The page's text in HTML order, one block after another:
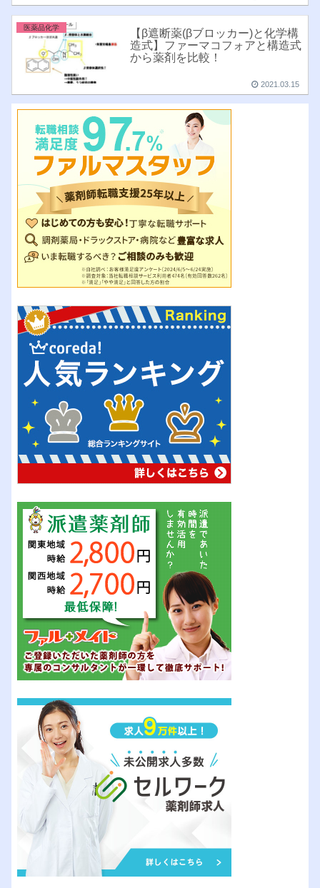
医薬品化学
【β遮断薬(βブロッカー)と化学構
造式】ファーマコフォアと構造式
から薬剤を比較！
2021.03.15